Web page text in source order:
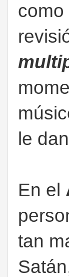
como
le
En el
tan